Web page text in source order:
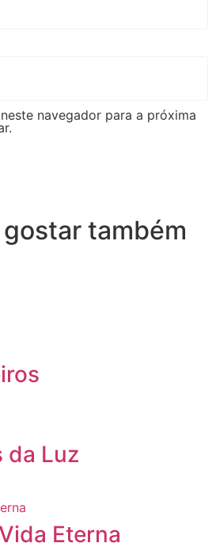
navegador para a próxima
também
da Luz
Eterna